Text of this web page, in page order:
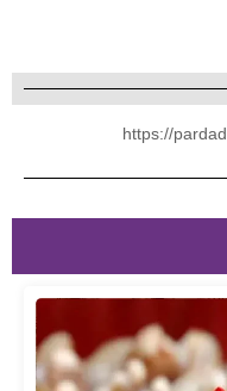
https://